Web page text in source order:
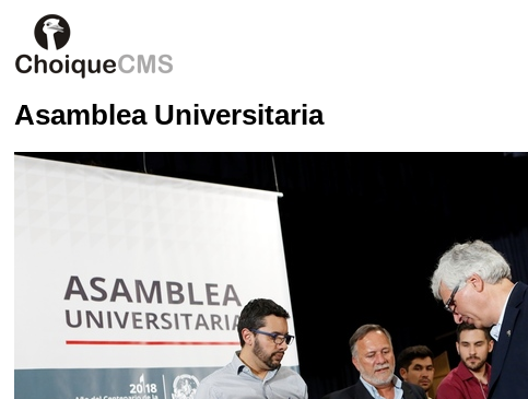
Asamblea Universitaria